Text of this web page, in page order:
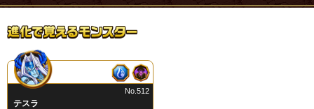
テスラ
No.512